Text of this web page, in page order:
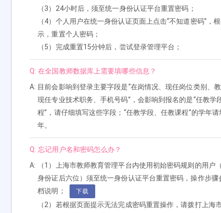
（3）24小时后，须至统一身份认证平台重置密码；
（4）个人用户在统一身份认证页面上点击“不知道密码”，
示，重置个人密码；
（5）完成重置15分钟后，尝试登录管理平台；
Q: 在全国教师数据库上需要填哪些信息？
A: 目前会影响到登录主要字段是“在岗情况、现任岗位类别、
现任专业技术职务、手机号码”，会影响到报名的是“任教学
程”，请仔细填写这些字段；“任教学段、任教课程”的学年
年。
Q: 忘记用户名和密码怎么办？
A:
（1）上海市教师教育管理平台内使用初始密码规则的用户
身份证后六位）须至统一身份认证平台重置密码，操作步骤
档说明；
下载
（2）若根据页面提示无法完成密码重置操作，请拨打上海